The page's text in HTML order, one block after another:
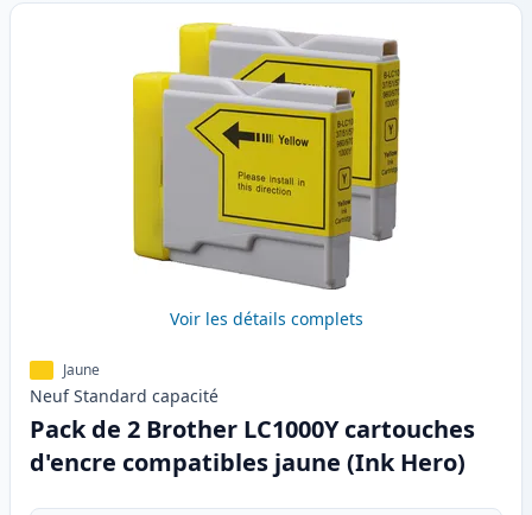
Voir les détails complets
Jaune
Neuf Standard capacité
Pack de 2 Brother LC1000Y cartouches
d'encre compatibles jaune (Ink Hero)